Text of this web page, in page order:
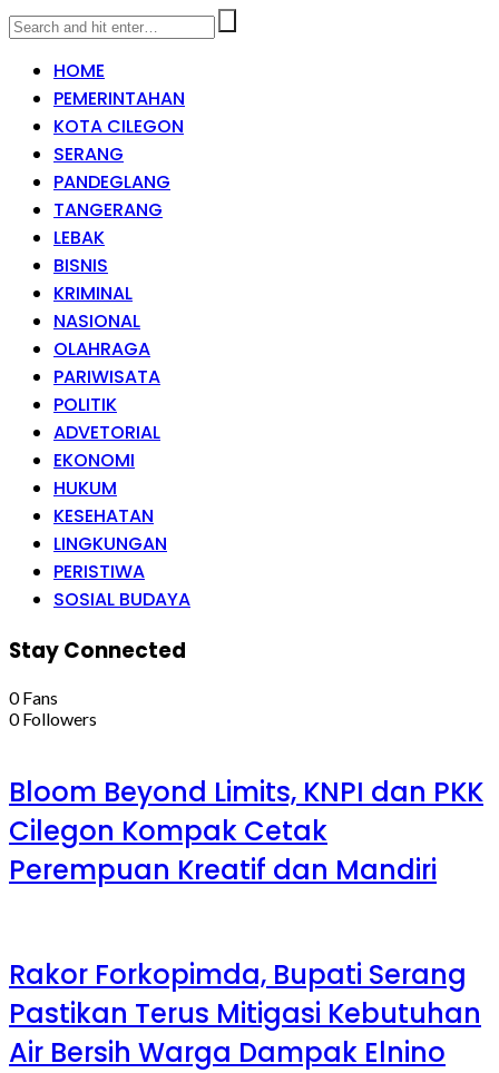
HOME
PEMERINTAHAN
KOTA CILEGON
SERANG
PANDEGLANG
TANGERANG
LEBAK
BISNIS
KRIMINAL
NASIONAL
OLAHRAGA
PARIWISATA
POLITIK
ADVETORIAL
EKONOMI
HUKUM
KESEHATAN
LINGKUNGAN
PERISTIWA
SOSIAL BUDAYA
Stay Connected
0 Fans
0 Followers
Bloom Beyond Limits, KNPI dan PKK
Cilegon Kompak Cetak
Perempuan Kreatif dan Mandiri
Rakor Forkopimda, Bupati Serang
Pastikan Terus Mitigasi Kebutuhan
Air Bersih Warga Dampak Elnino